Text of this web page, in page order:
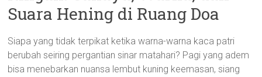
Suara Hening di Ruang Doa
Siapa yang tidak terpikat ketika warna-warna kaca patri
berubah seiring pergantian sinar matahari? Pagi yang adem
bisa menebarkan nuansa lembut kuning keemasan, siang